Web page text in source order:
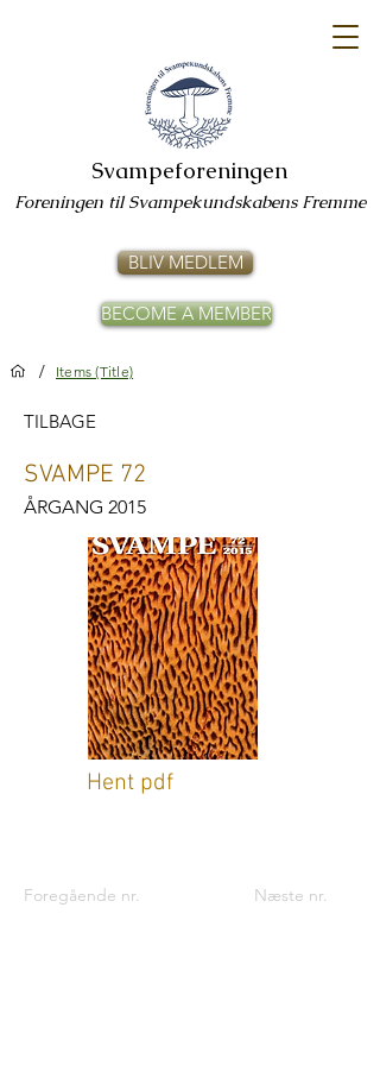
Svampeforeningen
Foreningen til Svampekundskabens Fremme
BLIV MEDLEM
/ Items (Title)
BECOME A MEMBER
TILBAGE
SVAMPE 72
ÅRGANG 2015
Hent pdf
Foregående nr. Næste nr.